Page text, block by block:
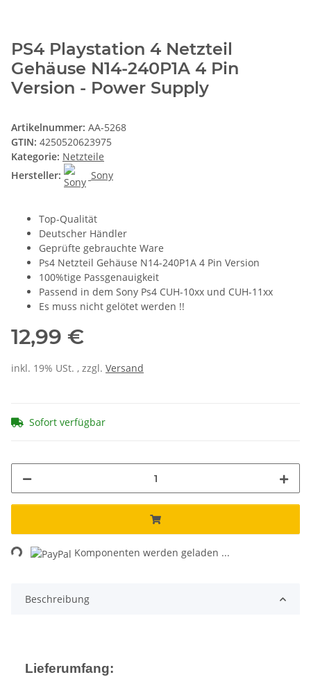
PS4 Playstation 4 Netzteil
Gehäuse N14-240P1A 4 Pin
Version - Power Supply
Artikelnummer: AA-5268
GTIN: 4250520623975
Kategorie: Netzteile
Hersteller:
Sony
Top-Qualität
Deutscher Händler
Geprüfte gebrauchte Ware
Ps4 Netzteil Gehäuse N14-240P1A 4 Pin Version
100%tige Passgenauigkeit
Passend in dem Sony Ps4 CUH-10xx und CUH-11xx
Es muss nicht gelötet werden !!
12,99 €
inkl. 19% USt. , zzgl. Versand
Sofort verfügbar
Loading... Komponenten werden geladen ...
Beschreibung
Lieferumfang: